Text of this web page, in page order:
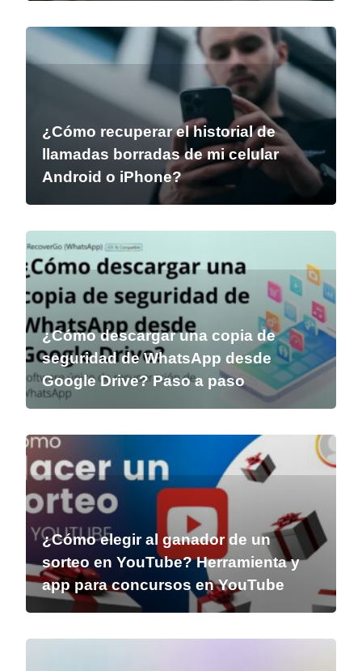
¿Cómo recuperar el historial de
llamadas borradas de mi celular
Android o iPhone?
¿Cómo descargar una copia de
seguridad de WhatsApp desde
Google Drive? Paso a paso
¿Cómo elegir al ganador de un
sorteo en YouTube? Herramienta y
app para concursos en YouTube